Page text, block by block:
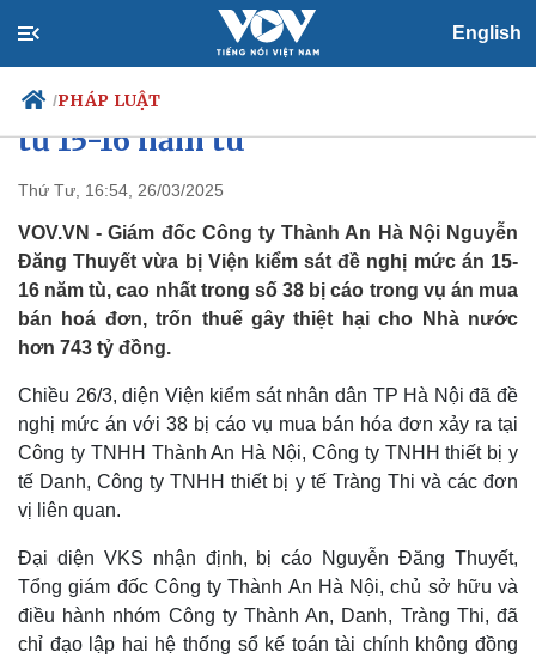
English
/PHÁP LUẬT
Chính trị
Đảng
Tổ chức nhân sự
Quốc hội
Nhận diện sự thật
Xã hội
Tin 24h
Dự báo thời tiết
Giáo dục
Dấu ấn VOV
Biển đảo
Giám đốc Thành An Hà Nội
Nguyễn Đăng Thuyết bị đề nghị
từ 15-16 năm tù
Thứ Tư, 16:54, 26/03/2025
VOV.VN - Giám đốc Công ty Thành An Hà Nội Nguyễn
Đăng Thuyết vừa bị Viện kiểm sát đề nghị mức án 15-
16 năm tù, cao nhất trong số 38 bị cáo trong vụ án mua
bán hoá đơn, trốn thuế gây thiệt hại cho Nhà nước
hơn 743 tỷ đồng.
Chiều 26/3, diện Viện kiểm sát nhân dân TP Hà Nội đã đề
nghị mức án với 38 bị cáo vụ mua bán hóa đơn xảy ra tại
Công ty TNHH Thành An Hà Nội, Công ty TNHH thiết bị y
tế Danh, Công ty TNHH thiết bị y tế Tràng Thi và các đơn
vị liên quan.
Đại diện VKS nhận định, bị cáo Nguyễn Đăng Thuyết,
Tổng giám đốc Công ty Thành An Hà Nội, chủ sở hữu và
điều hành nhóm Công ty Thành An, Danh, Tràng Thi, đã
chỉ đạo lập hai hệ thống sổ kế toán tài chính không đồng